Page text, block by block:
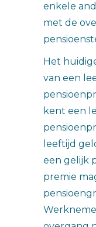
enkele
met de
Het
van een
kent een
leeftijd
een gelijk
premie